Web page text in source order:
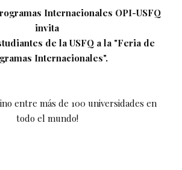
Internacionales OPI-USFQ
invita
de la USFQ a la "Feria de
Internacionales".
entre más de 100 universidades en
todo el mundo!